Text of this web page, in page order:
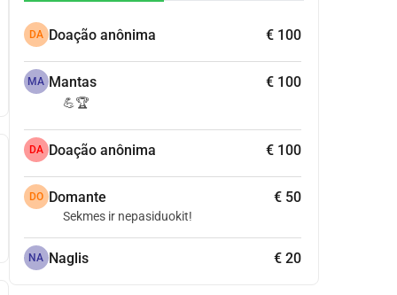
DA Doação anônima € 100
MA Mantas € 100
💪🏆
DA Doação anônima € 100
DO Domante € 50
Sekmes ir nepasiduokit!
NA Naglis € 20